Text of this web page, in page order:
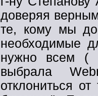
доверяя
те, кому мы
необходимые
нужно всем (
выбрала
отклониться